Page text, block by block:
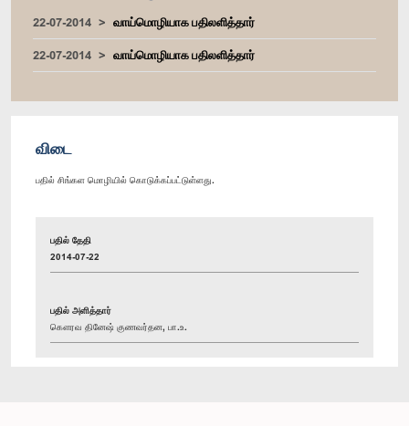
22-07-2014
வாய்மொழியாக பதிலளித்தார்
22-07-2014
வாய்மொழியாக பதிலளித்தார்
விடை
பதில் சிங்கள மொழியில் கொடுக்கப்பட்டுள்ளது.
பதில் தேதி
2014-07-22
பதில் அளித்தார்
கௌரவ தினேஷ் குணவர்தன, பா.உ.